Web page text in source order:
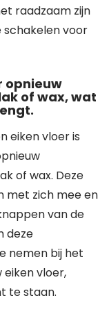
raadzaam zijn
schakelen voor
opnieuw
of wax, wat
eiken vloer is
of wax. Deze
met zich mee en
van de
deze
nemen bij het
eiken vloer,
te staan.